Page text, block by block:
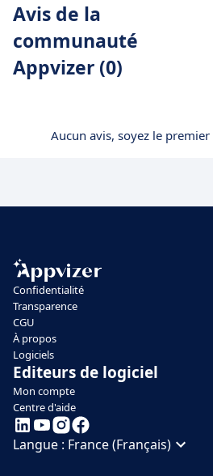
Avis de la
communauté
Appvizer (0)
Aucun avis, soyez le
Confidentialité
Transparence
CGU
À propos
Logiciels
Editeurs de logiciel
Mon compte
Centre d'aide
Langue : France (Français)